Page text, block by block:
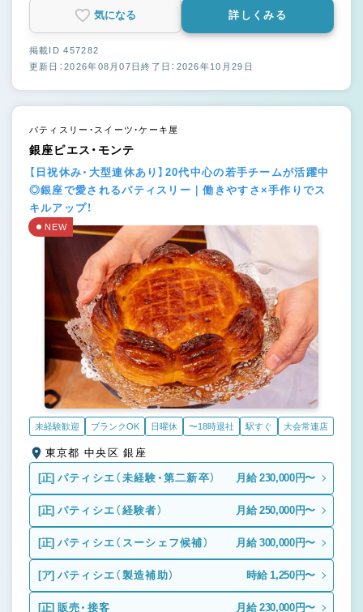
気になる 詳しくみる
掲載ID 457282
更新日：2026年08月07日終了日：2026年10月29日
パティスリー・スイーツ・ケーキ屋
銀座ピエス・モンテ
【日祝休み・大型連休あり】20代中心の若手チームが活躍中
◎銀座で愛されるパティスリー｜働きやすさ×手作りでス
キルアップ！
NEW
未経験歓迎 ブランクOK 日曜休 〜18時退社 駅すぐ 大会常連店
東京都 中央区 銀座
[正] パティシエ（未経験・第二新卒） 月給 230,000円〜
[正] パティシエ（経験者） 月給 250,000円〜
[正] パティシエ（スーシェフ候補） 月給 300,000円〜
[ア] パティシエ（製造補助） 時給 1,250円〜
[正] 販売・接客 月給 230,000円〜